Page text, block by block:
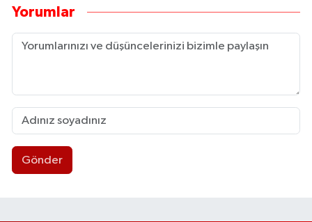
Yorumlar
Gönder